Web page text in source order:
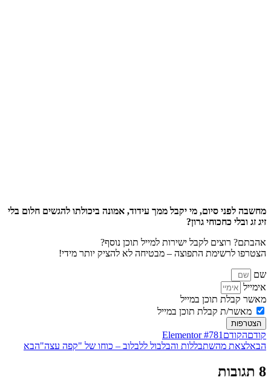
מחשבה לפני סיום, מי יקבל ממך עידוד, אמונה ביכולתו להגשים חלום בלי
זיג זג ובלי כחכוחי גרון?
אהבתם? רוצים לקבל ישירות למייל תוכן נוסף?
הצטרפו לרשימת התפוצה – מבטיחה לא להציק יותר מידי!
שם
אימייל
מאשר קבלת תוכן במייל
מאשר/ת קבלת תוכן במייל
הצטרפות
קודםהקודם Elementor #781
הבאלצאת מהשתבללות והבלבול ללבלוב – כוחו של "קפה עצה"הבא
8 תגובות